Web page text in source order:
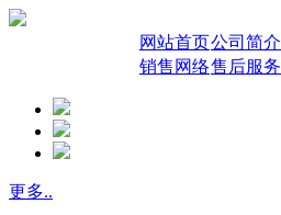
网站首页公司简介
销售网络售后服务
更多..